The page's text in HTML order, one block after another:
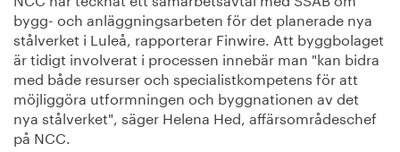
Energi/miljö
Vi tycker
Publicerat
Bildbank
bygg- och anläggningsarbeten för det planerade nya
stålverket i Luleå, rapporterar Finwire. Att byggbolaget
är tidigt involverat i processen innebär man "kan bidra
med både resurser och specialistkompetens för att
möjliggöra utformningen och byggnationen av det
nya stålverket", säger Helena Hed, affärsområdeschef
på NCC.